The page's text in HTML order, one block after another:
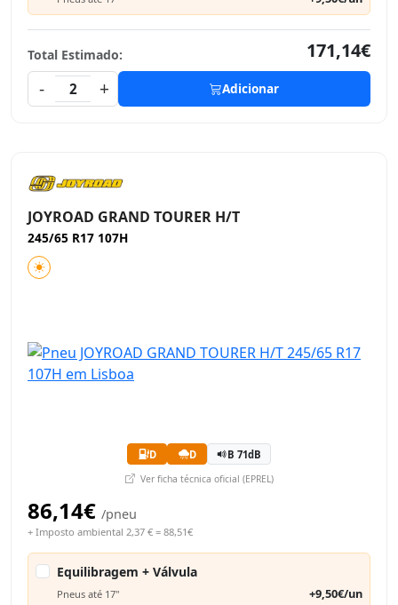
Total Estimado:
171,14€
-
2 + Adicionar
JOYROAD GRAND TOURER H/T
245/65 R17 107H
D D B 71dB
Ver ficha técnica oficial (EPREL)
86,14€ /pneu
+ Imposto ambiental 2,37 € = 88,51€
Equilibragem + Válvula
Pneus até 17" +9,50€/un